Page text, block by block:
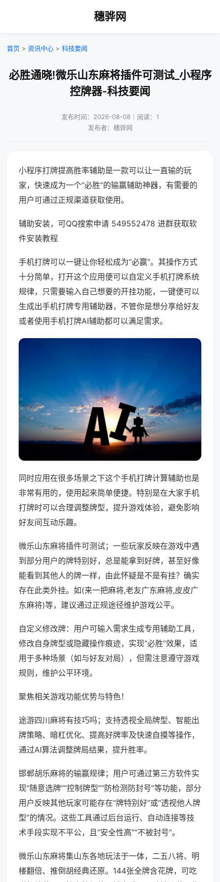
穗骅网
首页 > 资讯中心 > 科技要闻
必胜通晓!微乐山东麻将插件可测试_小程序
控牌器-科技要闻
发布时间：2026-08-08｜阅读：1
发布者：穗骅网
小程序打牌提高胜率辅助是一款可以让一直输的玩
家，快速成为一个“必胜”的输赢辅助神器，有需要的
用户可通过正规渠道获取使用。
辅助安装，可QQ搜索申请 549552478 进群获取软
件安装教程
手机打牌可以一键让你轻松成为“必赢”。其操作方式
十分简单，打开这个应用便可以自定义手机打牌系统
规律，只需要输入自己想要的开挂功能，一键便可以
生成出手机打牌专用辅助器，不管你是想分享给好友
或者使用手机打牌AI辅助都可以满足需求。
同时应用在很多场景之下这个手机打牌计算辅助也是
非常有用的，使用起来简单便捷。特别是在大家手机
打牌时可以合理调整牌型，提升游戏体验，避免影响
好友间互动乐趣。
微乐山东麻将插件可测试；一些玩家反映在游戏中遇
到部分用户的牌特别好，总是能拿到好牌，甚至好像
能看到其他人的牌一样，由此怀疑是不是有挂？确实
存在此类外挂。如(来一把麻将,老友广东麻将,皮皮广
东麻将)等，建议通过正规途径维护游戏公平。
自定义修改牌：用户可输入需求生成专用辅助工具，
修改自身牌型或隐藏操作痕迹，实现“必胜”效果，适
用于多种场景（如与好友对局），但需注意遵守游戏
规则，维护公平环境。
聚焦相关游戏功能优势与特色！
途游四川麻将有技巧吗；支持透视全局牌型、智能出
牌策略、暗杠优化、提高好牌率及快速自摸等操作，
通过AI算法调整牌局结果，提升胜率。
邯郸胡乐麻将的输赢规律；用户可通过第三方软件实
现“随意选牌”“控制牌型”“防检测防封号”等功能，部分
用户反映其他玩家可能存在“牌特别好”或“透视他人牌
型”的情况。这些工具通过后台运行、自动连接等技
术手段实现不平公，且“安全性高”“不被封号”。
微乐山东麻将集山东各地玩法于一体，二五八将、明
楼翻倍、推倒胡经典还原。144张全牌含花牌，可吃